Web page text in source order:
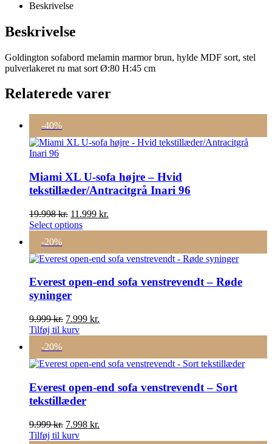
Beskrivelse
Beskrivelse
Goldington sofabord melamin marmor brun, hylde MDF sort, stel
pulverlakeret ru mat sort Ø:80 H:45 cm
Relaterede varer
-40%
Miami XL U-sofa højre – Hvid
tekstillæder/Antracitgrå Inari 96
19.998kr. Den
oprindelige
19.998 kr..
11.999 kr.
11.999 kr..
Select options
-20%
Everest open-end sofa venstrevendt – Røde
syninger
9.999kr. Den
oprindelige
9.999 kr..
7.999 kr.
7.999 kr..
Tilføj til kurv
-20%
Everest open-end sofa venstrevendt – Sort
tekstillæder
9.999kr. Den
oprindelige
7.998 kr.
Tilføj til kurv